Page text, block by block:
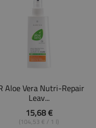
Aloe Vera Nutri-Repair
Leav...
15,68 €
(104,53 € / 1 l)